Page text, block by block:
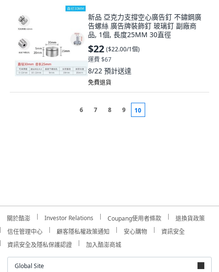
新品 亞克力支撐空心廣告釘 不鏽鋼廣
告螺絲 廣告牌裝飾釘 玻璃釘 副廠商
品, 1個, 長度25MM 30直徑
$22 ($22.00/1個)
運費 $67
8/22 預計送達
免費退貨
6 7 8 9 10
關於酷澎 Investor Relations Coupang使用者條款
退換貨政策
信任管理中心
顧客隱私權政策通知 安心購物
資訊安全
資訊安全及隱私保護認證
加入酷澎商城
Global Site